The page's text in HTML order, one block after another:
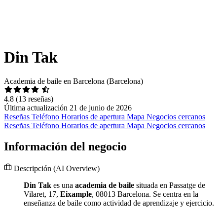
Din Tak
Academia de baile en Barcelona (Barcelona)
4.8 (13 reseñas)
Última actualización 21 de junio de 2026
Reseñas Teléfono Horarios de apertura Mapa Negocios cercanos
Reseñas Teléfono Horarios de apertura Mapa Negocios cercanos
Información del negocio
Descripción (AI Overview)
Din Tak es una academia de baile situada en Passatge de
Vilaret, 17, Eixample, 08013 Barcelona. Se centra en la
enseñanza de baile como actividad de aprendizaje y ejercicio.